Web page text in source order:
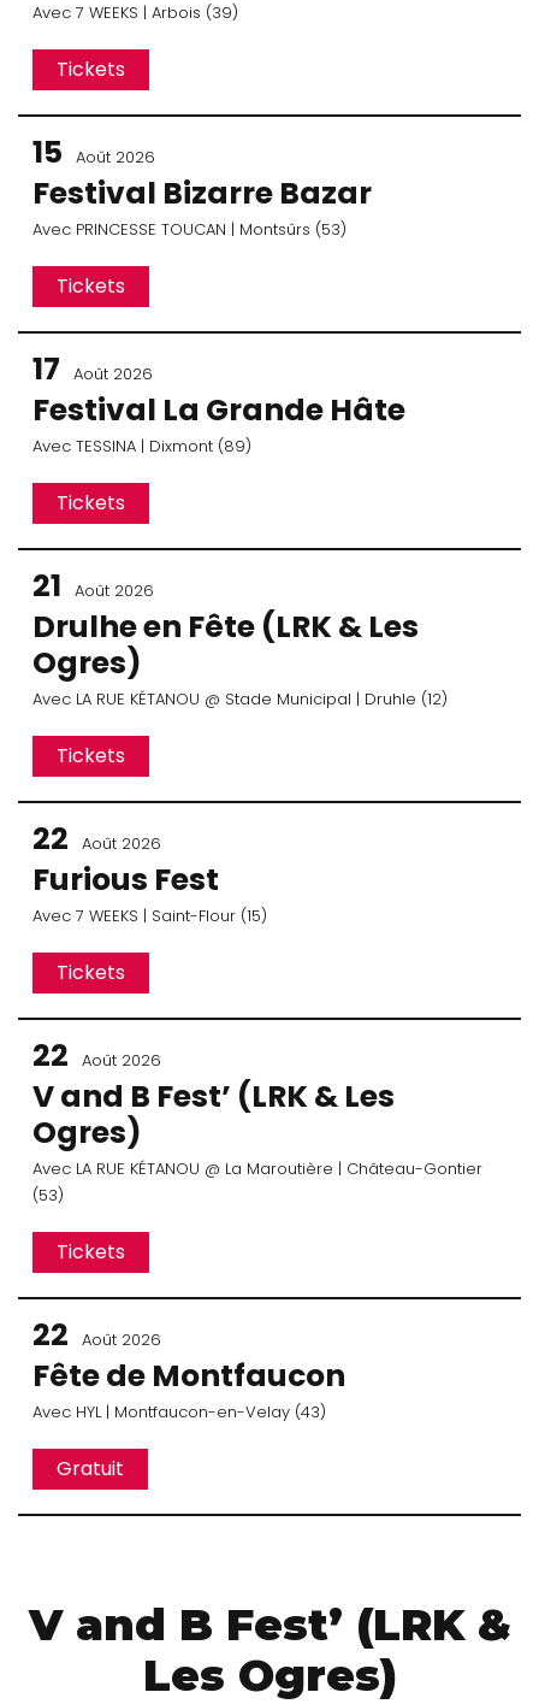
Avec 7 WEEKS | Arbois (39)
Tickets
15 Août 2026
Festival Bizarre Bazar
Avec PRINCESSE TOUCAN | Montsûrs (53)
Tickets
17 Août 2026
Festival La Grande Hâte
Avec TESSINA | Dixmont (89)
Tickets
21 Août 2026
Drulhe en Fête (LRK & Les
Ogres)
Avec LA RUE KÉTANOU @ Stade Municipal | Druhle (12)
Tickets
22 Août 2026
Furious Fest
Avec 7 WEEKS | Saint-Flour (15)
Tickets
22 Août 2026
V and B Fest’ (LRK & Les
Ogres)
Avec LA RUE KÉTANOU @ La Maroutière | Château-Gontier
(53)
Tickets
22 Août 2026
Fête de Montfaucon
Avec HYL | Montfaucon-en-Velay (43)
Gratuit
V and B Fest’ (LRK &
Les Ogres)